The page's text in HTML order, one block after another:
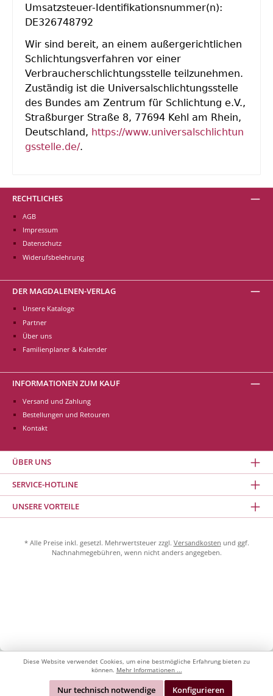
Umsatzsteuer-Identifikationsnummer(n):
DE326748792
Wir sind bereit, an einem außergerichtlichen
Schlichtungsverfahren vor einer
Verbraucherschlichtungsstelle teilzunehmen.
Zuständig ist die Universalschlichtungsstelle
des Bundes am Zentrum für Schlichtung e.V.,
Straßburger Straße 8, 77694 Kehl am Rhein,
Deutschland, https://www.universalschlichtun
gsstelle.de/.
RECHTLICHES
AGB
Impressum
Datenschutz
Widerufsbelehrung
DER MAGDALENEN-VERLAG
Unsere Kataloge
Partner
Über uns
Familienplaner & Kalender
INFORMATIONEN ZUM KAUF
Versand und Zahlung
Bestellungen und Retouren
Kontakt
ÜBER UNS
SERVICE-HOTLINE
UNSERE VORTEILE
* Alle Preise inkl. gesetzl. Mehrwertsteuer zzgl. Versandkosten und ggf.
Nachnahmegebühren, wenn nicht anders angegeben.
Diese Website verwendet Cookies, um eine bestmögliche Erfahrung bieten zu
können. Mehr Informationen ...
Nur technisch notwendige Konfigurieren